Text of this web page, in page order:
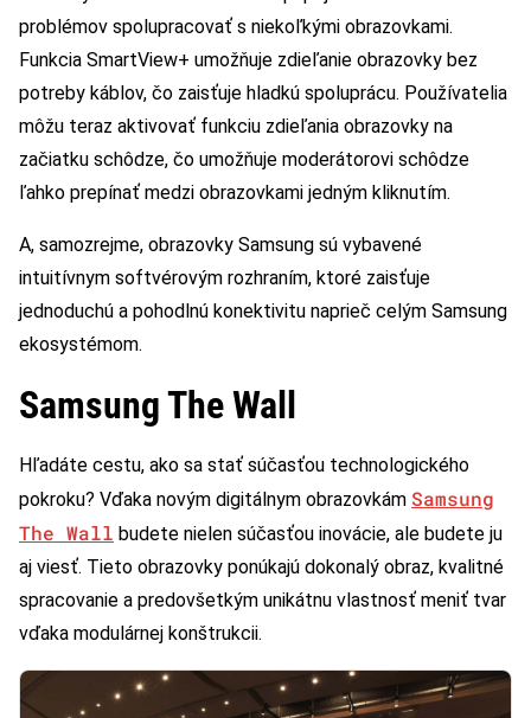
problémov spolupracovať s niekoľkými obrazovkami.
Funkcia SmartView+ umožňuje zdieľanie obrazovky bez
potreby káblov, čo zaisťuje hladkú spoluprácu. Používatelia
môžu teraz aktivovať funkciu zdieľania obrazovky na
začiatku schôdze, čo umožňuje moderátorovi schôdze
ľahko prepínať medzi obrazovkami jedným kliknutím.
A, samozrejme, obrazovky Samsung sú vybavené
intuitívnym softvérovým rozhraním, ktoré zaisťuje
jednoduchú a pohodlnú konektivitu naprieč celým Samsung
ekosystémom.
Samsung The Wall
Hľadáte cestu, ako sa stať súčasťou technologického
pokroku? Vďaka novým digitálnym obrazovkám Samsung
The Wall budete nielen súčasťou inovácie, ale budete ju
aj viesť. Tieto obrazovky ponúkajú dokonalý obraz, kvalitné
spracovanie a predovšetkým unikátnu vlastnosť meniť tvar
vďaka modulárnej konštrukcii.